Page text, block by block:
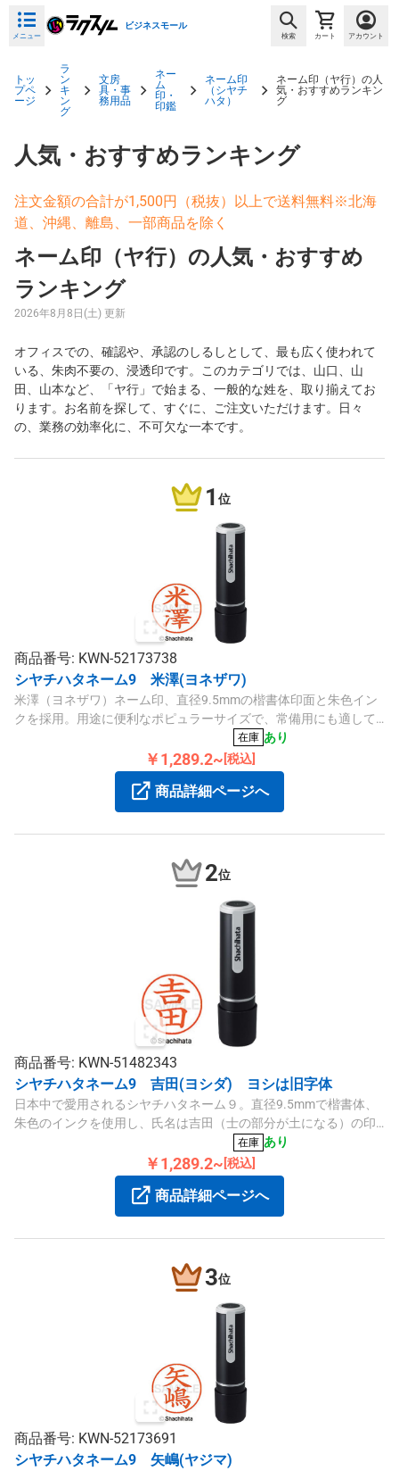
メニュー
ビジネスモール
検索 カート アカウント
トッ
プペ
ージ
ラ
ン
キ
ン
グ
文房
具・事
務用品
ネー
ム
印・
印鑑
ネーム印
（シヤチ
ハタ）
ネーム印（ヤ行）の人
気・おすすめランキン
グ
人気・おすすめランキング
注文金額の合計が1,500円（税抜）以上で送料無料※北海
道、沖縄、離島、一部商品を除く
ネーム印（ヤ行）の人気・おすすめ
ランキング
2026年8月8日(土) 更新
オフィスでの、確認や、承認のしるしとして、最も広く使われて
いる、朱肉不要の、浸透印です。このカテゴリでは、山口、山
田、山本など、「ヤ行」で始まる、一般的な姓を、取り揃えてお
ります。お名前を探して、すぐに、ご注文いただけます。日々
の、業務の効率化に、不可欠な一本です。
1 位
商品番号: KWN-52173738
シヤチハタネーム9 米澤(ヨネザワ)
米澤（ヨネザワ）ネーム印、直径9.5mmの楷書体印面と朱色イン
クを採用。用途に便利なポピュラーサイズで、常備用にも適して
在庫 あり
￥1,289.2~ [税込]
商品詳細ページへ
2位
商品番号: KWN-51482343
シヤチハタネーム9 吉田(ヨシダ) ヨシは旧字体
日本中で愛用されるシヤチハタネーム９。直径9.5mmで楷書体、
朱色のインクを使用し、氏名は吉田（士の部分が土になる）の印
在庫 あり
￥1,289.2~ [税込]
商品詳細ページへ
3位
商品番号: KWN-52173691
シヤチハタネーム9 矢嶋(ヤジマ)